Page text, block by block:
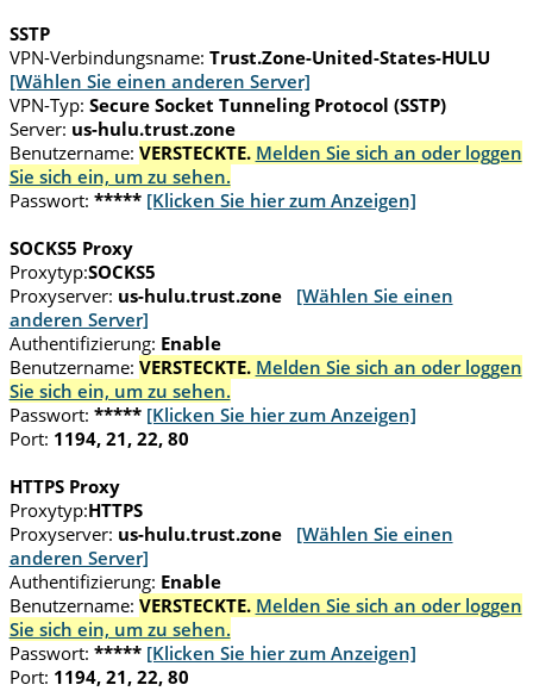
SSTP
VPN-Verbindungsname: Trust.Zone-United-States-HULU
[Wählen Sie einen anderen Server]
VPN-Typ: Secure Socket Tunneling Protocol (SSTP)
Server: us-hulu.trust.zone
Benutzername: VERSTECKTE. Melden Sie sich an oder loggen
Sie sich ein, um zu sehen.
Passwort: ***** [Klicken Sie hier zum Anzeigen]
SOCKS5 Proxy
Proxytyp:SOCKS5
Proxyserver: us-hulu.trust.zone
[Wählen Sie einen
anderen Server]
Authentifizierung: Enable
Benutzername: VERSTECKTE. Melden Sie sich an oder loggen
Sie sich ein, um zu sehen.
Passwort: ***** [Klicken Sie hier zum Anzeigen]
Port: 1194, 21, 22, 80
HTTPS Proxy
Proxytyp:HTTPS
Proxyserver: us-hulu.trust.zone
[Wählen Sie einen
anderen Server]
Authentifizierung: Enable
Benutzername: VERSTECKTE. Melden Sie sich an oder loggen
Sie sich ein, um zu sehen.
Passwort: ***** [Klicken Sie hier zum Anzeigen]
Port: 1194, 21, 22, 80